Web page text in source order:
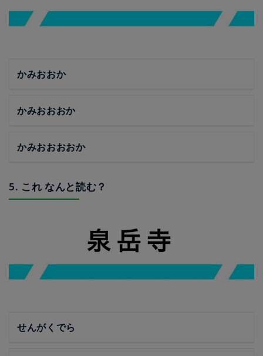
かみおおか
かみおおおか
かみおおおおか
5. これ なんと読む？
せんがくでら